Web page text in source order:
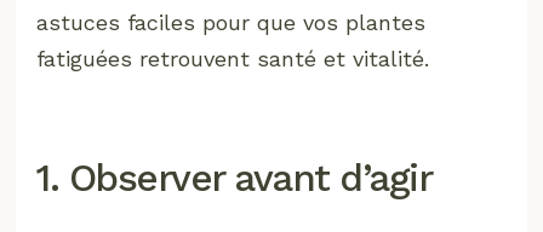
astuces faciles pour que vos plantes
fatiguées retrouvent santé et vitalité.
1. Observer avant d’agir